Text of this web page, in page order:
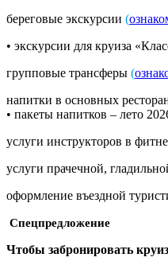
береговые экскурсии (
• экскурсии для круиза
групповые трансферы (
напитки в основных
• пакеты напитков – лето
услуги инструкторов в
услуги прачечной,
оформление въездной
Спецпредложение
Чтобы забронировать